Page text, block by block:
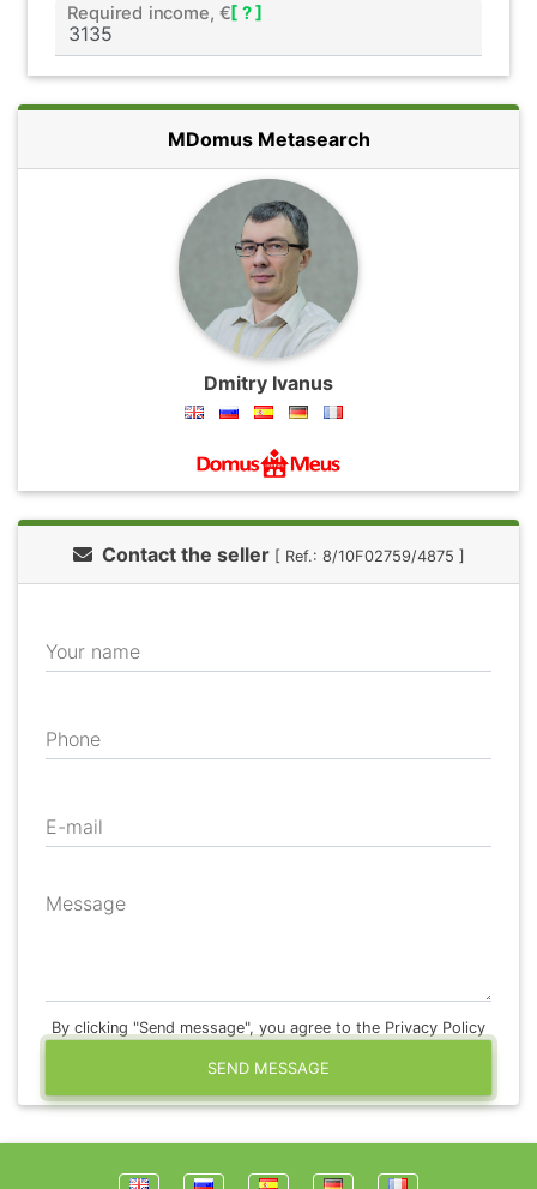
Required income, €[ ? ]
MDomus Metasearch
Dmitry Ivanus
Contact the seller [ Ref.: 8/10F02759/4875 ]
Your name
Phone
E-mail
Message
By clicking "Send message", you agree to the Privacy Policy
SEND MESSAGE